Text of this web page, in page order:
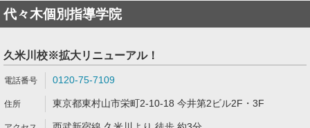
代々木個別指導学院
久米川校※拡大リニューアル！
0120-75-7109
東京都東村山市栄町2-10-18 今井第2ビル2F・3F